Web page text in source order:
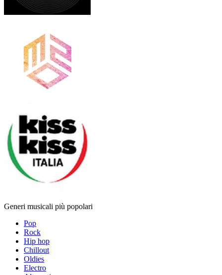
Generi musicali più popolari
Pop
Rock
Hip hop
Chillout
Oldies
Electro